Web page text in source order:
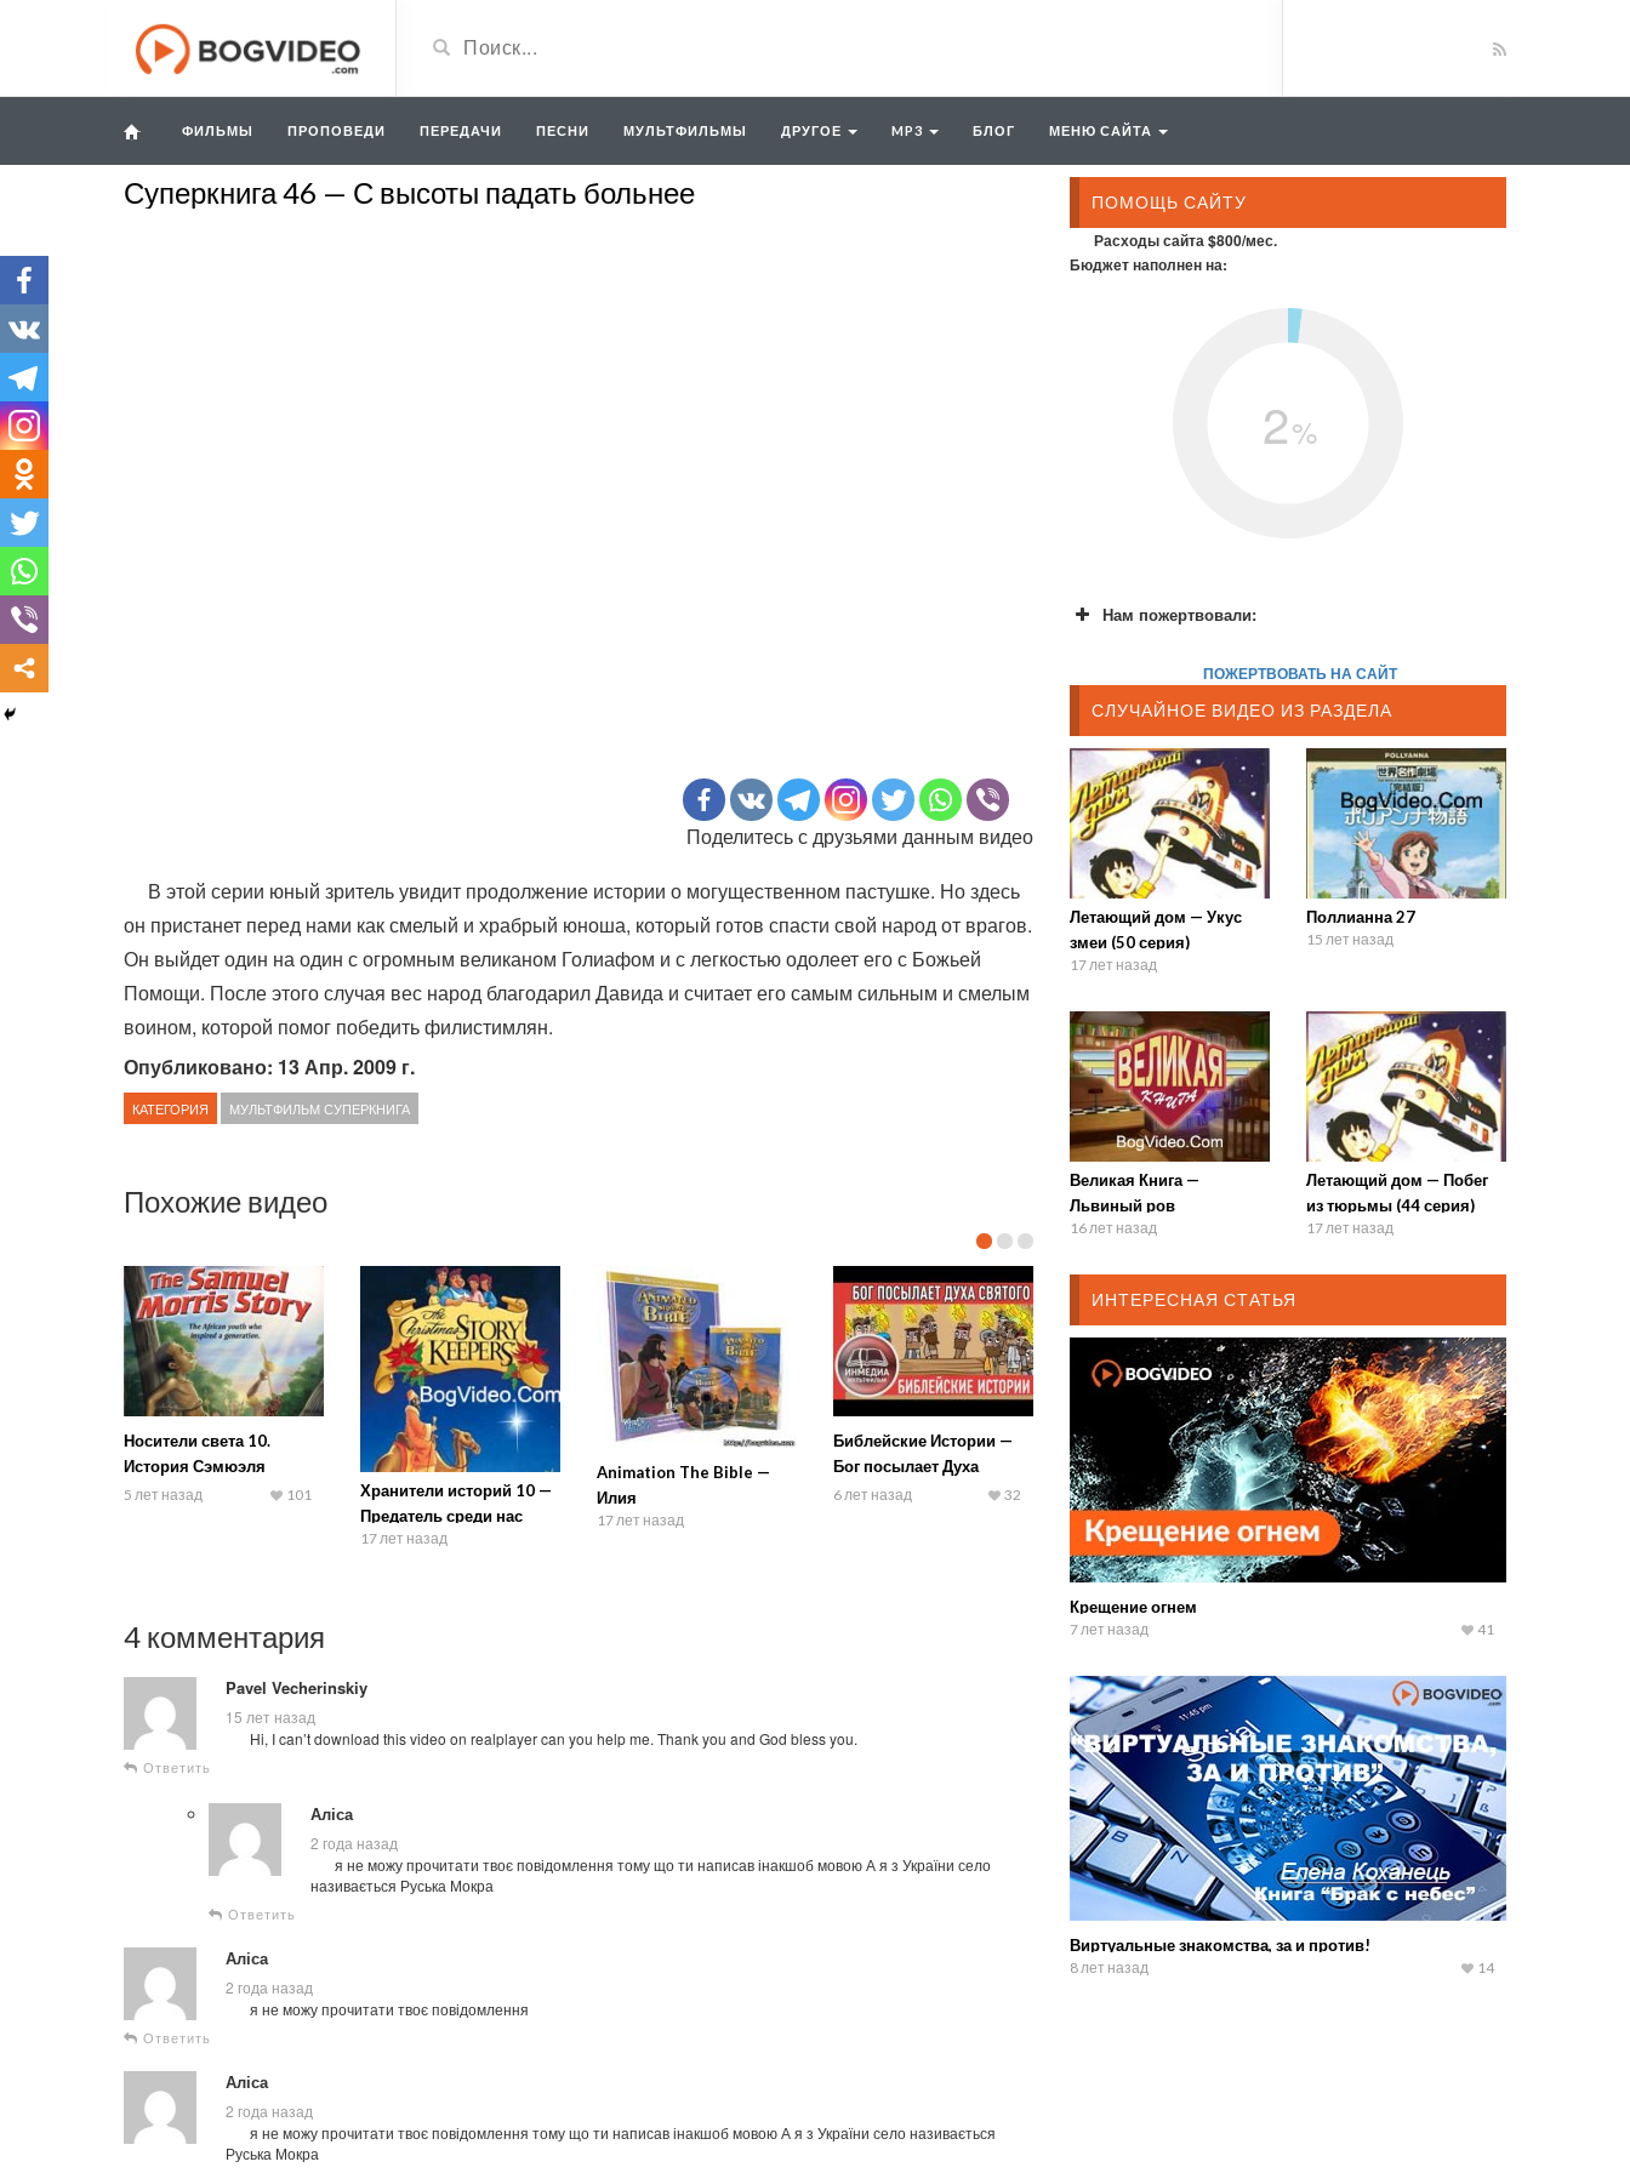
ФИЛЬМЫ ПРОПОВЕДИ ПЕРЕДАЧИ ПЕСНИ МУЛЬТФИЛЬМЫ ДРУГОЕ MP3 БЛОГ МЕНЮ САЙТА
Суперкнига 46 — С высоты падать больнее
Поделитесь с друзьями данным видео
В этой серии юный зритель увидит продолжение истории о могущественном пастушке. Но здесь
он пристанет перед нами как смелый и храбрый юноша, который готов спасти свой народ от врагов.
Он выйдет один на один с огромным великаном Голиафом и с легкостью одолеет его с Божьей
Помощи. После этого случая вес народ благодарил Давида и считает его самым сильным и смелым
воином, которой помог победить филистимлян.
Опубликовано: 13 Апр. 2009 г.
КАТЕГОРИЯ МУЛЬТФИЛЬМ СУПЕРКНИГА
Похожие видео
Носители света 10.
История Сэмюэля
Морриса
5 лет назад 101
Хранители историй 10 —
Предатель среди нас
17 лет назад
Animation The Bible —
Илия
17 лет назад
Библейские Истории —
Бог посылает Духа
Святого
6 лет назад 32
4 комментария
Pavel Vecherinskiy
15 лет назад
Hi, I can’t download this video on realplayer can you help me. Thank you and God bless you.
Ответить
Аліса
2 года назад
я не можу прочитати твоє повідомлення тому що ти написав інакшоб мовою А я з України село
називається Руська Мокра
Ответить
Аліса
2 года назад
я не можу прочитати твоє повідомлення
Ответить
Аліса
2 года назад
я не можу прочитати твоє повідомлення тому що ти написав інакшоб мовою А я з України село називається
Руська Мокра
ПОМОЩЬ САЙТУ
Расходы сайта $800/мес.
Бюджет наполнен на:
2%
Нам пожертвовали:
ПОЖЕРТВОВАТЬ НА САЙТ
СЛУЧАЙНОЕ ВИДЕО ИЗ РАЗДЕЛА
Летающий дом — Укус
змеи (50 серия)
17 лет назад
Поллианна 27
15 лет назад
Великая Книга —
Львиный ров
16 лет назад
Летающий дом — Побег
из тюрьмы (44 серия)
17 лет назад
ИНТЕРЕСНАЯ СТАТЬЯ
Крещение огнем
7 лет назад 41
Виртуальные знакомства, за и против!
8 лет назад 14